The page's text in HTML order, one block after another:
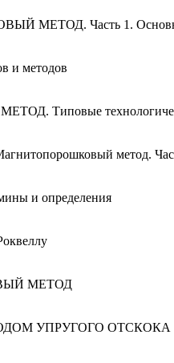
МЕТОД. Часть 1.
методов
Типовые
метод.
и определения
МЕТОД
УПРУГОГО ОТСКОКА